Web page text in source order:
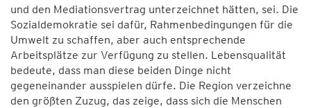
und den Mediationsvertrag unterzeichnet hätten, sei. Die
Sozialdemokratie sei dafür, Rahmenbedingungen für die
Umwelt zu schaffen, aber auch entsprechende
Arbeitsplätze zur Verfügung zu stellen. Lebensqualität
bedeute, dass man diese beiden Dinge nicht
gegeneinander ausspielen dürfe. Die Region verzeichne
den größten Zuzug, das zeige, dass sich die Menschen